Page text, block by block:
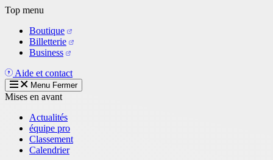
Aller
contenu
principal
Top menu
Boutique
Billetterie
Business
Aide et contact
Menu Fermer
Mises en avant
Actualités
équipe pro
Classement
Calendrier